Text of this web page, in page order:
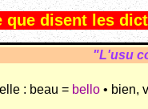
que disent les
"L'usu
: beau = bello • bien,